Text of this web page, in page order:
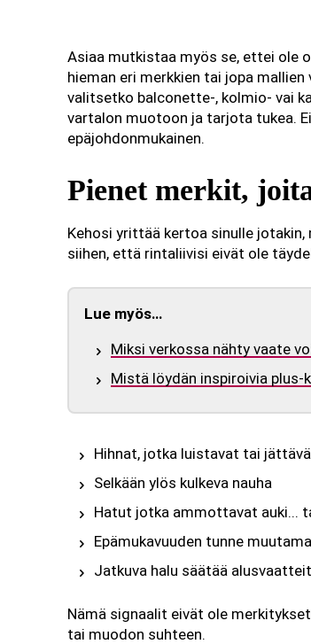
Asiaa mutkistaa myös se, ettei ole
hieman eri merkkien tai jopa
valitsetko balconette-, kolmio- vai
vartalon muotoon ja tarjota tukea.
epäjohdonmukainen.
Pienet merkit,
Kehosi yrittää kertoa sinulle
siihen, että rintaliivisi eivät ole
Lue myös…
Miksi verkossa nähty vaate
Mistä löydän inspiroivia plus-
Hihnat, jotka luistavat tai
Selkään ylös kulkeva nauha
Hatut jotka ammottavat auki...
Epämukavuuden tunne
Jatkuva halu säätää
Nämä signaalit eivät ole
tai muodon suhteen.